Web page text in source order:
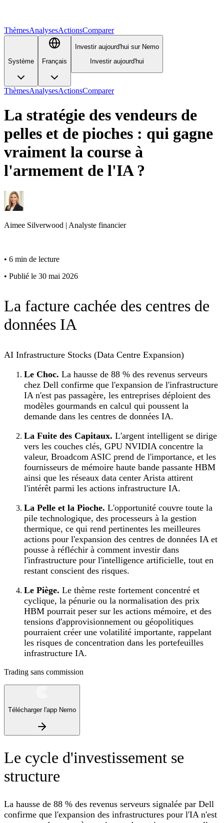
ThèmesAnalysesActionsComparer
Système Français
Investir aujourd'hui sur Nemo
Investir aujourd'hui
ThèmesAnalysesActionsComparer
La stratégie des vendeurs de
pelles et de pioches : qui gagne
vraiment la course à
l'armement de l'IA ?
Aimee Silverwood | Analyste financier
• 6 min de lecture
• Publié le 30 mai 2026
La facture cachée des centres de
données IA
AI Infrastructure Stocks (Data Centre Expansion)
Le Choc. La hausse de 88 % des revenus serveurs
chez Dell confirme que l'expansion de l'infrastructure
IA n'est pas passagère, les entreprises déploient des
modèles gourmands en calcul qui poussent la
demande dans les centres de données IA.
La Fuite des Capitaux. L'argent intelligent se dirige
vers les couches clés, GPU NVIDIA concentre la
valeur, Broadcom ASIC prend de l'importance, et les
fournisseurs de mémoire haute bande passante HBM
ainsi que les réseaux data center Arista attirent
l'intérêt parmi les actions infrastructure IA.
La Pelle et la Pioche. L'opportunité couvre toute la
pile technologique, des processeurs à la gestion
thermique, ce qui rend pertinentes les meilleures
actions pour l'expansion des centres de données IA et
pousse à réfléchir à comment investir dans
l'infrastructure pour l'intelligence artificielle, tout en
restant conscient des risques.
Le Piège. Le thème reste fortement concentré et
cyclique, la pénurie ou la normalisation des prix
HBM pourrait peser sur les actions mémoire, et des
tensions d'approvisionnement ou géopolitiques
pourraient créer une volatilité importante, rappelant
les risques de concentration dans les portefeuilles
infrastructure IA.
Trading sans commission
Télécharger l'app Nemo
Le cycle d'investissement se
structure
La hausse de 88 % des revenus serveurs signalée par Dell
confirme que l'expansion des infrastructures pour l'IA n'est